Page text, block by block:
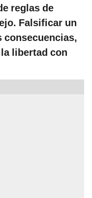
reglas de
Falsificar un
consecuencias,
libertad con